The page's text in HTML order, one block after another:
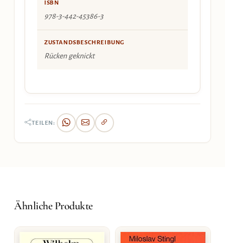
ISBN
978-3-442-45386-3
ZUSTANDSBESCHREIBUNG
Rücken geknickt
TEILEN:
Ähnliche Produkte